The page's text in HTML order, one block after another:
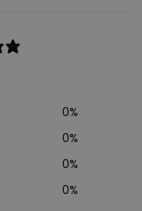
0%
0%
0%
0%